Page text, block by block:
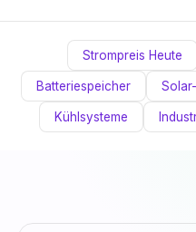
Strompreis Heute
Batteriespeicher
Kühlsysteme